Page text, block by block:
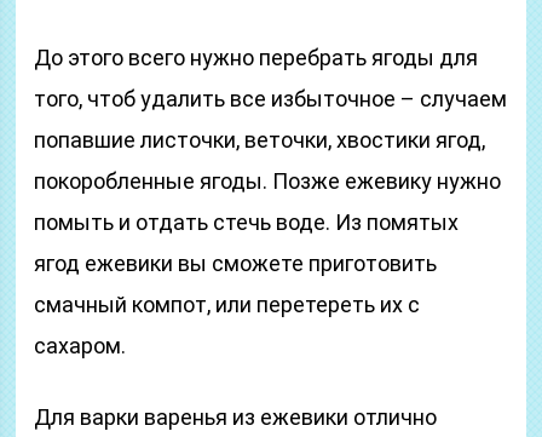
До этого всего нужно перебрать ягоды для
того, чтоб удалить все избыточное – случаем
попавшие листочки, веточки, хвостики ягод,
покоробленные ягоды. Позже ежевику нужно
помыть и отдать стечь воде. Из помятых
ягод ежевики вы сможете приготовить
смачный компот, или перетереть их с
сахаром.
Для варки варенья из ежевики отлично